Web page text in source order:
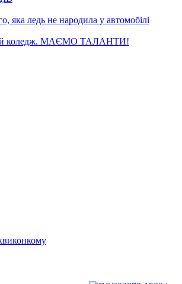
яка ледь не народила у автомобілі
коледж. МАЄМО ТАЛАНТИ!